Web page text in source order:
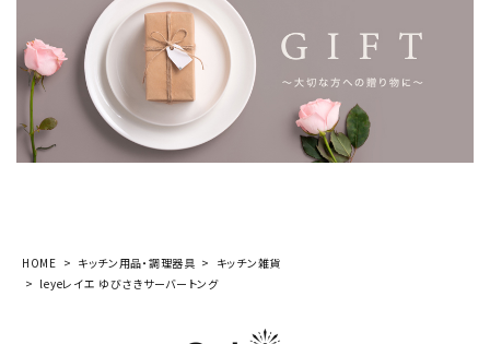
HOME キッチン用品・調理器具
キッチン雑貨
leyeレイエ ゆびさきサーバートング